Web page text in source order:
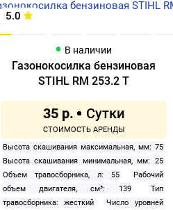
5.0
В наличии
Газонокосилка бензиновая
STIHL RM 253.2 T
35 р.
Высота скашивания максимальная, мм: 75
Высота скашивания минимальная, мм: 25
Объем травосборника, л: 55
Рабочий
объем двигателя, см³: 139
Тип
травосборника: жесткий
Число уровней